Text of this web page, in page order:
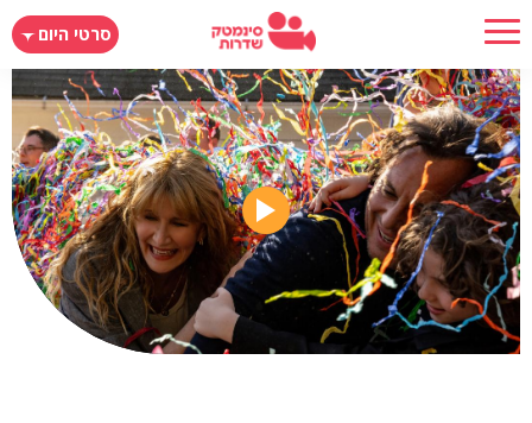
דילוג
לתוכן
העיקרי
סרטי היום